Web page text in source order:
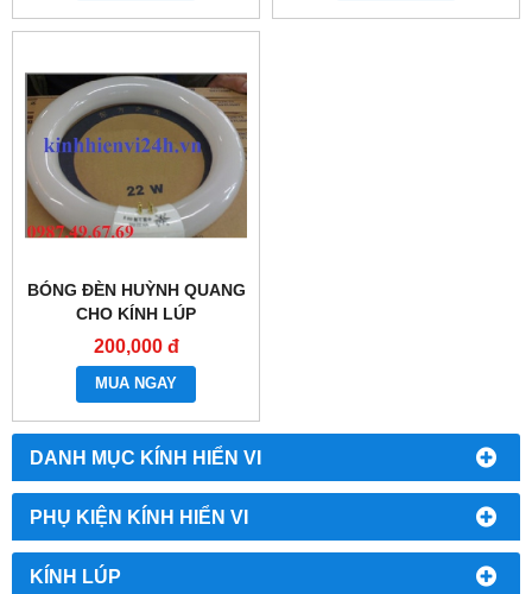
DANH MỤC KÍNH HIỂN VI
PHỤ KIỆN KÍNH HIỂN VI
KÍNH LÚP
BÓNG ĐÈN HUỲNH QUANG
CHO KÍNH LÚP
200,000 đ
MUA NGAY